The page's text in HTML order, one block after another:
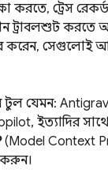
করতে, ট্রেস
ট্রাবলশুট করতে
করেন, সেগুলোই
যেমন:
ইত্যাদির সাথে
(Model Context
করুন।